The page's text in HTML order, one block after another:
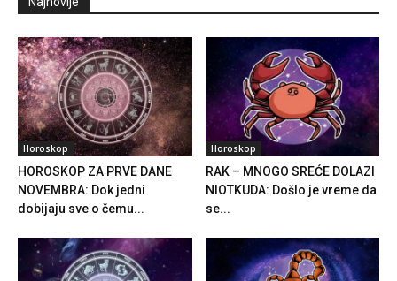
Horoskop
HOROSKOP ZA PRVE DANE
NOVEMBRA: Dok jedni
dobijaju sve o čemu...
Horoskop
RAK – MNOGO SREĆE DOLAZI
NIOTKUDA: Došlo je vreme da
se...